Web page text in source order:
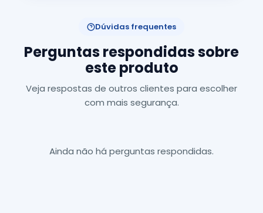
Dúvidas frequentes
Perguntas respondidas sobre
este produto
Veja respostas de outros clientes para escolher
com mais segurança.
Ainda não há perguntas respondidas.